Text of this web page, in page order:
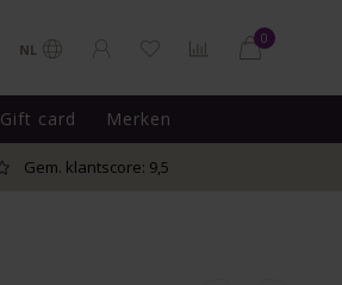
NL
0
Gift card Merken
Gem. klantscore: 9,5